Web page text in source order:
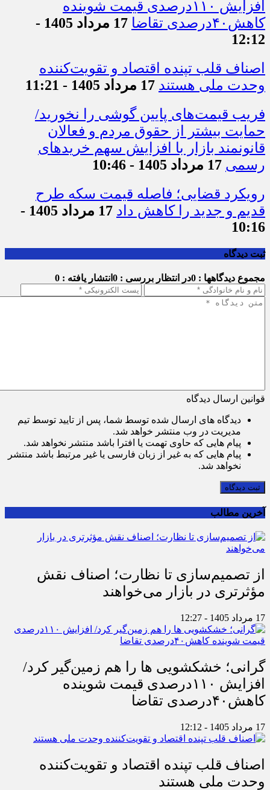
افزایش ۱۱۰درصدی قیمت شوینده
کاهش۴۰درصدی تقاضا
17 مرداد 1405 -
12:12
اصناف قلب تپنده اقتصاد و تقویت‌کننده
وحدت ملی هستند 17 مرداد 1405 - 11:21
فریب قیمت‌های پایین گوشی را نخورید/
حمایت بیشتر از حقوق مردم و فعالان
قانونمند بازار با افزایش سهم خریدهای
رسمی 17 مرداد 1405 - 10:46
رویکرد قضایی؛ فاصله قیمت سکه طرح
قدیم و جدید را کاهش داد
17 مرداد 1405 -
10:16
ثبت دیدگاه
مجموع دیدگاهها : 0 در انتظار بررسی : 0 انتشار یافته : 0
قوانین ارسال دیدگاه
دیدگاه های ارسال شده توسط شما، پس از تایید توسط تیم
مدیریت در وب منتشر خواهد شد.
پیام هایی که حاوی تهمت یا افترا باشد منتشر نخواهد شد.
پیام هایی که به غیر از زبان فارسی یا غیر مرتبط باشد منتشر
نخواهد شد.
ثبت دیدگاه
آخرین مطالب
از تصمیم‌سازی تا نظارت؛ اصناف نقش
مؤثرتری در بازار می‌خواهند
17 مرداد 1405 - 12:27
گرانی؛ خشکشویی‌ ها را هم زمین‌گیر کرد/
افزایش ۱۱۰درصدی قیمت شوینده
کاهش۴۰درصدی تقاضا
17 مرداد 1405 - 12:12
اصناف قلب تپنده اقتصاد و تقویت‌کننده
وحدت ملی هستند